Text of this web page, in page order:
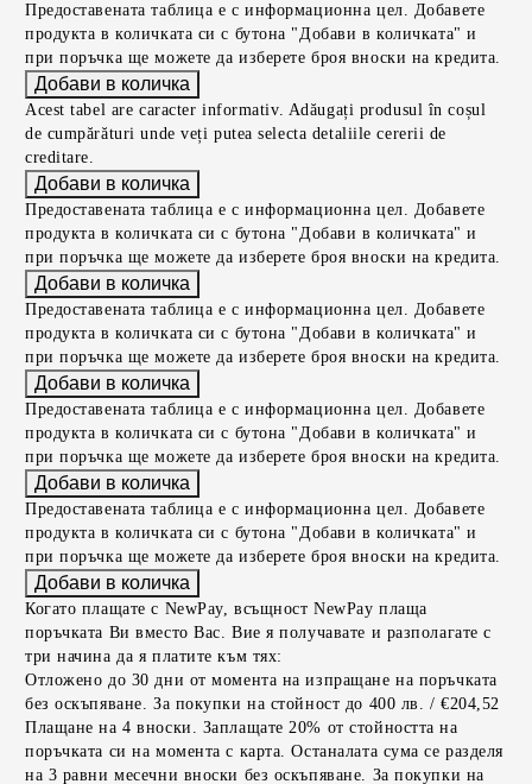
Предоставената таблица е с информационна цел. Добавете
продукта в количката си с бутона "Добави в количката" и
при поръчка ще можете да изберете броя вноски на кредита.
Acest tabel are caracter informativ. Adăugați produsul în coșul
de cumpărături unde veți putea selecta detaliile cererii de
creditare.
Предоставената таблица е с информационна цел. Добавете
продукта в количката си с бутона "Добави в количката" и
при поръчка ще можете да изберете броя вноски на кредита.
Предоставената таблица е с информационна цел. Добавете
продукта в количката си с бутона "Добави в количката" и
при поръчка ще можете да изберете броя вноски на кредита.
Предоставената таблица е с информационна цел. Добавете
продукта в количката си с бутона "Добави в количката" и
при поръчка ще можете да изберете броя вноски на кредита.
Предоставената таблица е с информационна цел. Добавете
продукта в количката си с бутона "Добави в количката" и
при поръчка ще можете да изберете броя вноски на кредита.
Когато плащате с NewPay, всъщност NewPay плаща
поръчката Ви вместо Вас. Вие я получавате и разполагате с
три начина да я платите към тях:
Отложено до 30 дни от момента на изпращане на поръчката
без оскъпяване. За покупки на стойност до 400 лв. / €204,52
Плащане на 4 вноски. Заплащате 20% от стойността на
поръчката си на момента с карта. Останалата сума се разделя
на 3 равни месечни вноски без оскъпяване. За покупки на